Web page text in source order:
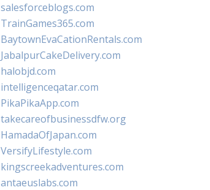
salesforceblogs.com
TrainGames365.com
BaytownEvaCationRentals.com
JabalpurCakeDelivery.com
halobjd.com
intelligenceqatar.com
PikaPikaApp.com
takecareofbusinessdfw.org
HamadaOfJapan.com
VersifyLifestyle.com
kingscreekadventures.com
antaeuslabs.com